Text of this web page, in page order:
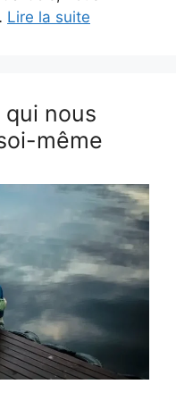
Lire la suite
nous
même